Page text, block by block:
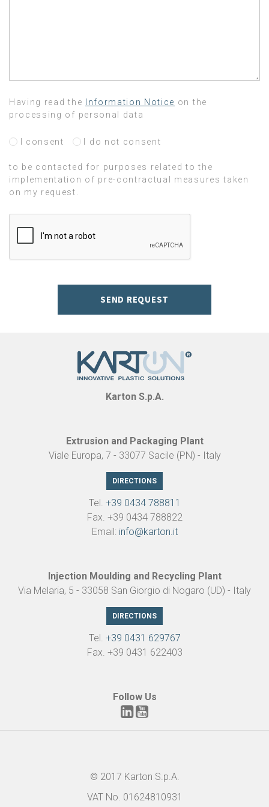
Having read the Information Notice on the
processing of personal data
I consent I do not consent
to be contacted for purposes related to the
implementation of pre-contractual measures taken
on my request.
SEND REQUEST
Karton S.p.A.
Extrusion and Packaging Plant
Viale Europa, 7 - 33077 Sacile (PN) - Italy
DIRECTIONS
Tel. +39 0434 788811
Fax. +39 0434 788822
Email: info@karton.it
Injection Moulding and Recycling Plant
Via Melaria, 5 - 33058 San Giorgio di Nogaro (UD) - Italy
DIRECTIONS
Tel. +39 0431 629767
Fax. +39 0431 622403
Follow Us
© 2017 Karton S.p.A.
VAT No. 01624810931